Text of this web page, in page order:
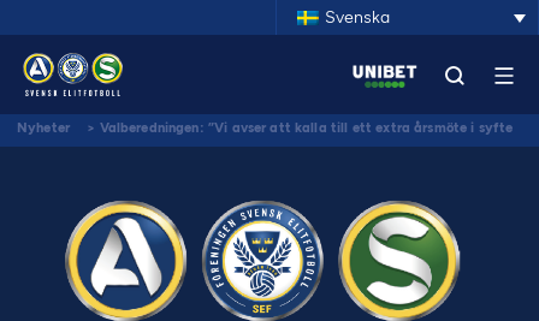
Svenska
Nyheter > Valberedningen: ”Vi avser att kalla till ett extra årsmöte i syfte